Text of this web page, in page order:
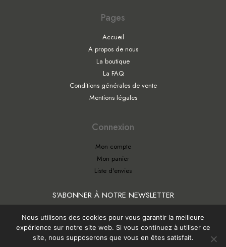
Pages
Accueil
A propos de nous
La boutique
La FAQ
Conditions générales de vente
Mentions légales
Connexion
Mon compte
Mon panier
Liste d'envies
S'ABONNER À NOTRE NEWSLETTER
Copyright © 2026 ATELIER LÉONIE
Nous utilisons des cookies pour vous garantir la meilleure
expérience sur notre site web. Si vous continuez à utiliser ce
site, nous supposerons que vous en êtes satisfait.